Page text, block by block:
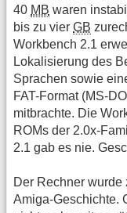
40 MB waren
bis zu vier GB
Workbench 2.1
Lokalisierung des
Sprachen sowie
FAT-Format (MS-
mitbrachte. Die
ROMs der 2.0x-
2.1 gab es nie.
Der Rechner
Amiga-Geschichte.